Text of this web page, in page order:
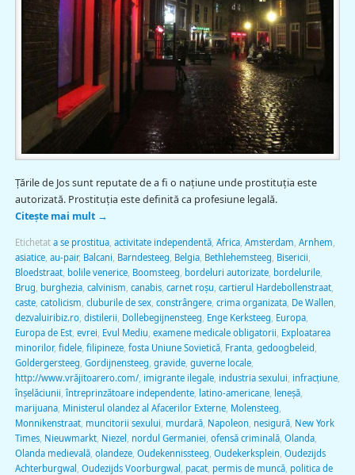
Țările de Jos sunt reputate de a fi o națiune unde prostituția este
autorizată. Prostituția este definită ca profesiune legală.
Citește mai mult →
Etichetat a se prostitua, activitate independentă, Africa, Amsterdam Arnhem
asiatice, au-pair, Balcani Barndesteeg Belgia, Bethlehemsteeg Bisericii
Bloedstraat, bolile venerice, Boomsteeg bordeluri autorizate, bordelurile,
Brug burghezia, calvinism canabis, carnet roșu cartierul Hardebollenstraat,
caste, catolicism cluburile de sex, constrângere, crima organizata, De Wallen
dezvaluiribiz.ro, distilerii Dollebegijnensteeg Enge Kerksteeg Europa,
Europa de Est, evrei Evul Mediu examene medicale obligatorii Exploatarea
minorilor, fidele, filipineze, fosta Uniune Sovietică, Franta, gedoogbeleid
Goldergersteeg Gordijnensteeg gravide, guverne locale,
http://www.vrăjitoarero.com/, imigrante ilegale, industria sexului infracțiune,
înșelăciunii ,întreprinzătoare independente, latino-americane, leneșă,
marijuana, Ministerul olandez al Afacerilor Externe, Molensteeg
Monnikenstraat, muncitorii sexului murdară, Napoleon nesigură, New York
Times, Nieuwmarkt, Niezel nordul Germaniei ofensă criminală, Olanda,
Olanda medievală, olandeze, Oudekennissteeg Oudekerksplein Oudezijds
Achterburgwal Oudezijds Voorburgwal pacat, permis de muncă, politica de